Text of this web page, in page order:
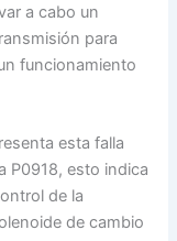
a cabo un
para
funcionamiento
esta falla
P0918, esto indica
de la
de cambio